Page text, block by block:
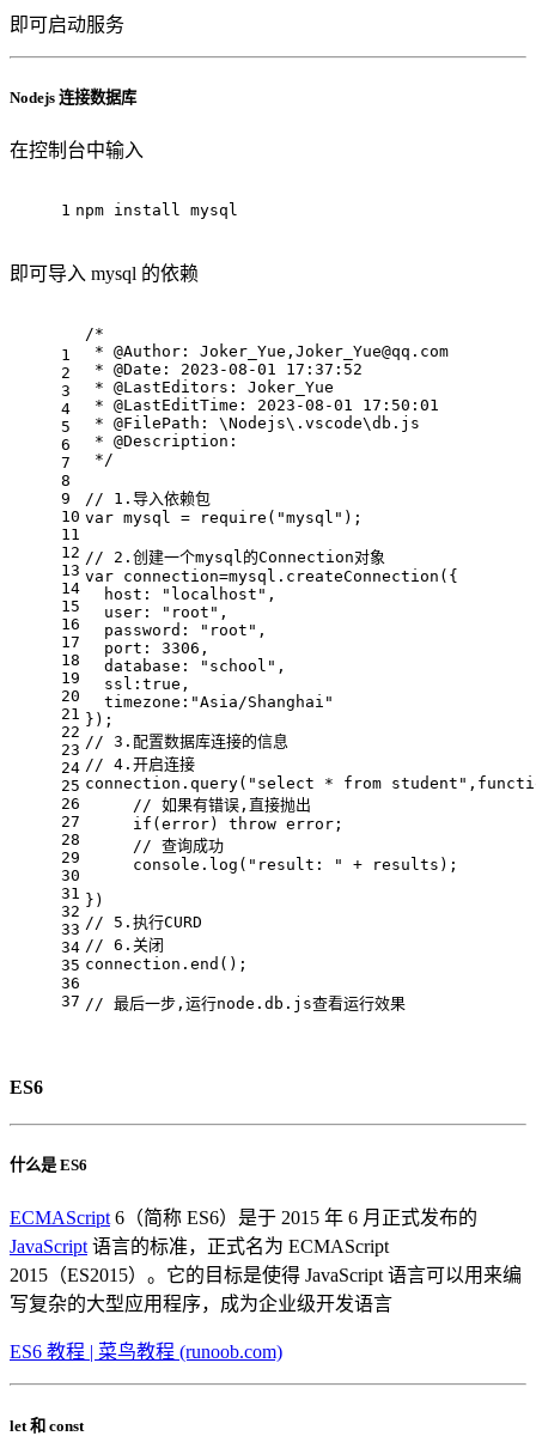
即可启动服务
Nodejs 连接数据库
在控制台中输入
1 npm install mysql
即可导入 mysql 的依赖
1
2
3
4
5
6
7
8
9
10
11
12
13
14
15
16
17
18
19
20
21
22
23
24
25
26
27
28
29
30
31
32
33
34
35
36
37
/*
* @Author: Joker_Yue,Joker_Yue@qq.com
* @Date: 2023-08-01 17:37:52
* @LastEditors: Joker_Yue
* @LastEditTime: 2023-08-01 17:50:01
* @FilePath: \Nodejs\.vscode\db.js
* @Description:
*/
// 1.导入依赖包
var mysql = require ( "mysql" );
// 2.创建一个mysql的Connection对象
var connection=mysql. createConnection ({
host : "localhost" ,
user : "root" ,
password : "root" ,
port : 3306 ,
database : "school" ,
ssl : true ,
timezone : "Asia/Shanghai"
});
// 3.配置数据库连接的信息
// 4.开启连接
connection. query( "select * from student" ,
// 如果有错误,直接抛出
if (error) throw error;
// 查询成功
console . log ( "result: "
+ results);
})
// 5.执行CURD
// 6.关闭
connection. end ();
// 最后一步,运行node.db.js查看运行效果
ES6
什么是 ES6
ECMAScript 6（简称 ES6）是于 2015 年 6 月正式发布的
JavaScript 语言的标准，正式名为 ECMAScript
2015（ES2015）。它的目标是使得 JavaScript 语言可以用来编
写复杂的大型应用程序，成为企业级开发语言
ES6 教程 | 菜鸟教程 (runoob.com)
let 和 const